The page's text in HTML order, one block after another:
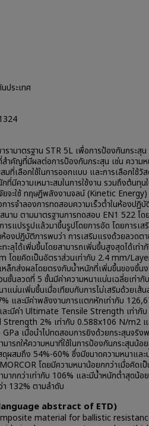
ประเทศ
ามาตรฐาน STR 5L เพื่อการป้องกันกระสุน
สำคัญที่มีผลต่อการป้องกันกระสุน เช่น ความ
ที่เลือกใช้ในการออกแบบ และการเลือกใช้วั
มีความเหมาะสมในการใช้งาน รวมถึงต้นทุน
ยจะใช้ ทฤษฏีพลังงานจลน์ (Kinetic
ารจำลองการทดสอบความเร็วต่ำในห้องปฏิบั
นาม ตามมาตรฐานการทดสอบ EN1 522 โด
รแปรรูปแล้วมาขึ้นรูปโดยการอัด โดยการเส
องปฏิบัติการพบว่า การเสริมแรงด้วยลวดตา
ทะลุได้เพิ่มขึ้นโดยสามารถเพิ่มขึ้นสูงสุดได้เท่า
โดยคิดเป็นอัตราส่วนเท่ากับ 2.4 mm/
หล็กส่งผลโดยตรงกับน้ำหนักที่เพิ่มขึ้นของชิ้น
ชั้นลวดที่ 5 ชั้นมีค่าความหนาแน่นเฉลี่ยเท่ากับ
น่นเพิ่มขึ้นเมื่อเทียบกับการไม่เสริมด้วยเส้น
และมีค่าพลังงานการแตกหักเท่ากับ
ะมีค่า Ultimate Tensile Strength เท่ากับ
2% เท่ากับ 0.588x106 N/m2 แ
เมื่อนำไปทดสอบการยิงด้วยกระสุนจริง
รถให้ความหนาที่ใช้ในการป้องกันกระสุนน้อ
ดุผสมถึง 54%-60% ซึ่งมีขนาดความหนาและ
โดยมีความหนาน้อยกกว่าเมื่อคิดเป็
ากกว่าเท่ากับ 106% และมีน้ำหนักต่ำสุดน้อ
132% ตามลำดับ
abstract of ETD)
material for ballistic